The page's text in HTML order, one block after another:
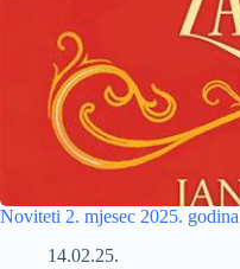
Noviteti 2. mjesec 2025. godina
14.02.25.